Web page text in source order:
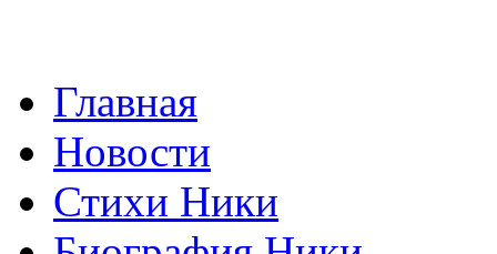
Главная
Новости
Стихи Ники